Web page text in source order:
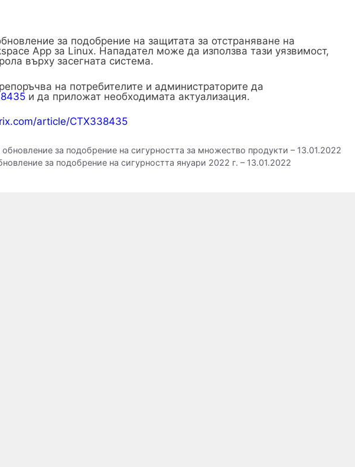
за подобрение на защитата за отстраняване на
App за Linux. Нападател може да използва тази уязвимост,
върху засегната система.
на потребителите и администраторите да
и да приложат необходимата актуализация.
article/CTX338435
за подобрение на сигурността за множество продукти – 13.01.2022
за подобрение на сигурността януари 2022 г. – 13.01.2022